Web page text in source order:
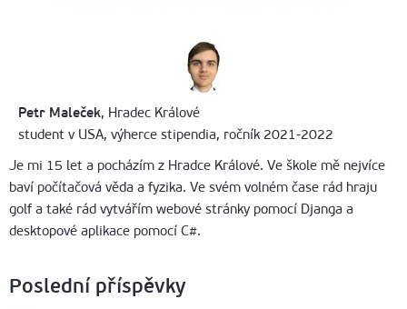
Petr Maleček, Hradec Králové
student v USA, výherce stipendia, ročník 2021-2022
Je mi 15 let a pocházím z Hradce Králové. Ve škole mě nejvíce
baví počítačová věda a fyzika. Ve svém volném čase rád hraju
golf a také rád vytvářím webové stránky pomocí Djanga a
desktopové aplikace pomocí C#.
Poslední příspěvky